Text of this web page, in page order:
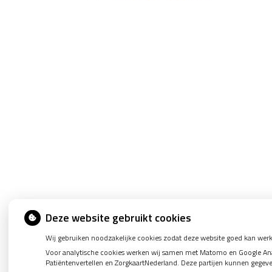
Deze website gebruikt cookies
Wij gebruiken noodzakelijke cookies zodat deze website goed kan
Voor analytische cookies werken wij samen met Matomo en Google
Patiëntenvertellen en ZorgkaartNederland. Deze partijen kunnen